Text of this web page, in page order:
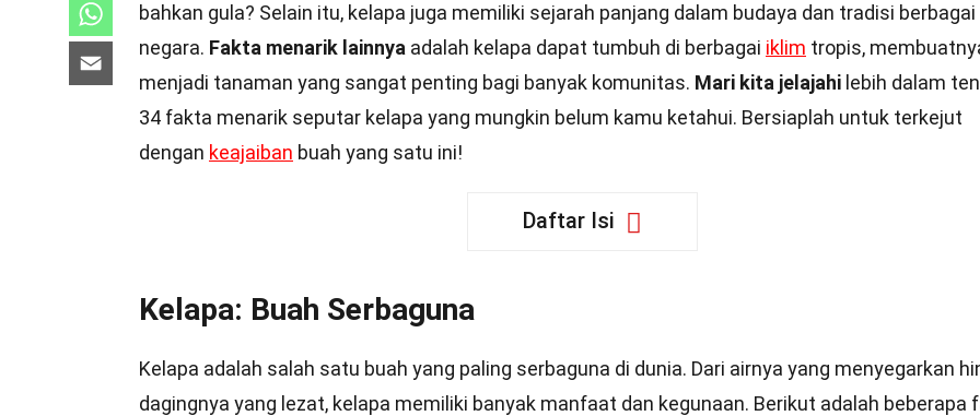
bahkan gula? Selain itu, kelapa juga memiliki sejarah panjang dalam budaya dan tradisi berbagai
negara. Fakta menarik lainnya adalah kelapa dapat tumbuh di berbagai iklim tropis,
menjadi tanaman yang sangat penting bagi banyak komunitas. Mari kita jelajahi lebih dalam
34 fakta menarik seputar kelapa yang mungkin belum kamu ketahui. Bersiaplah untuk terkejut
dengan keajaiban buah yang satu ini!
Daftar Isi
Kelapa: Buah Serbaguna
Kelapa adalah salah satu buah yang paling serbaguna di dunia. Dari airnya yang menyegarkan
dagingnya yang lezat, kelapa memiliki banyak manfaat dan kegunaan. Berikut adalah beberapa